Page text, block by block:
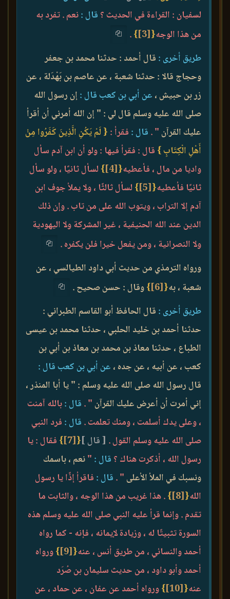
لسفيان : القراءة في الحديث ؟ قال :نعم . تفرد به
من هذا الوجه{
[3]
}
.
طريق أخرى : قال أحمد : حدثنا محمد بن جعفر
وحجاج قالا : حدثنا شعبة ، عن عاصم بن بَهْدَلة ، عن
زر بن حبيش ، عن أبي بن كعب قال :إن رسول الله
صلى الله عليه وسلم قال لي : " إن الله أمرني أن أقرأ
عليك القرآن " . قال : فقرأ : { لَمْ يَكُنِ الَّذِينَ كَفَرُوا مِنْ
أَهْلِ الْكِتَابِ } قال : فقرأ فيها : ولو أن ابن آدم سأل
واديا من مال ، فأعطيه{
[4]
} لسأل ثانيًا ، ولو سأل
ثانيًا فأعطيه{
[5]
} لسأل ثالثًا ، ولا يملأ جوف ابن
آدم إلا التراب ، ويتوب الله على من تاب . وإن ذلك
الدين عند الله الحنيفية ، غير المشركة ولا اليهودية
ولا النصرانية ، ومن يفعل خيرا فلن يكفره .
ورواه الترمذي من حديث أبي داود الطيالسي ، عن
شعبة ، به{
[6]
}وقال : حسن صحيح .
طريق أخرى : قال الحافظ أبو القاسم الطبراني :
حدثنا أحمد بن خليد الحلبي ، حدثنا محمد بن عيسى
الطباع ، حدثنا معاذ بن محمد بن معاذ بن أبي بن
كعب ، عن أبيه ، عن جده ، عن أبي بن كعب قال :
قال رسول الله صلى الله عليه وسلم : " يا أبا المنذر ،
إني أمرت أن أعرض عليك القرآن " . قال :بالله آمنت
، وعلى يدك أسلمت ، ومنك تعلمت . قال : فرد النبي
صلى الله عليه وسلم القول . [ قال ]{
[7]
} فقال : يا
رسول الله ، أذكرت هناك ؟ قال : "نعم ، باسمك
ونسبك في الملأ الأعلى " . قال : فاقرأ إذًا يا رسول
الله{
[8]
}. هذا غريب من هذا الوجه ، والثابت ما
تقدم . وإنما قرأ عليه النبي صلى الله عليه وسلم هذه
السورة تثبيتًا له ، وزيادة لإيمانه ، فإنه - كما رواه
أحمد والنسائي ، من طريق أنس ، عنه{
[9]
}ورواه
أحمد وأبو داود ، من حديث سليمان بن صُرَد
عنه{
[10]
}ورواه أحمد عن عفان ، عن حماد ، عن